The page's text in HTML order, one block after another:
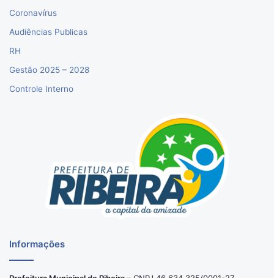
Coronavírus
Audiências Publicas
RH
Gestão 2025 – 2028
Controle Interno
Informações